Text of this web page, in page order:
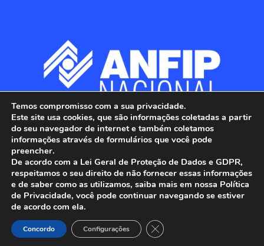
ANFIP - Associação Nacional dos Auditores
Fiscais da Receita Federal do Brasil.
Todos os Direitos Reservados.
Temos compromisso com a sua privacidade.
Este site usa cookies, que são informações coletadas a partir
do seu navegador de internet e também coletamos
informações através de formulários que você pode
preencher.
De acordo com a Lei Geral de Proteção de Dados e GDPR,
respeitamos o seu direito de não fornecer essas informações
e de saber como as utilizamos, saiba mais em nossa Política
de Privacidade, você pode continuar navegando se estiver
de acordo com ela.
Concordo Configurações Close GDPR Cookie Banner